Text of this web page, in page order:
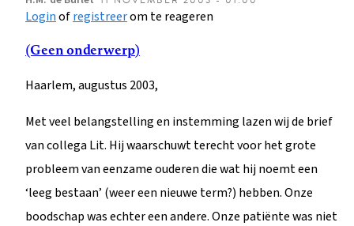
Loginofregistreerom te reageren
(Geen onderwerp)
Haarlem, augustus 2003,
Met veel belangstelling en instemming lazen wij de brief
van collega Lit. Hij waarschuwt terecht voor het grote
probleem van eenzame ouderen die wat hij noemt een
‘leeg bestaan’ (weer een nieuwe term?) hebben. Onze
boodschap was echter een andere. Onze patiënte was niet